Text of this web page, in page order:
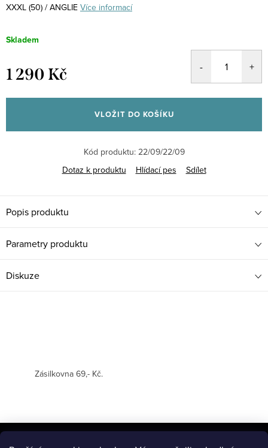
XXXL (50) / ANGLIE Více informací
Skladem
1 290 Kč
cena:
VLOŽIT DO KOŠÍKU
Kód produktu: 22/09/22/09
Dotaz k produktu
Hlídací pes Sdílet
Popis produktu
Parametry produktu
Diskuze
Zásilkovna 69,- Kč.
Z